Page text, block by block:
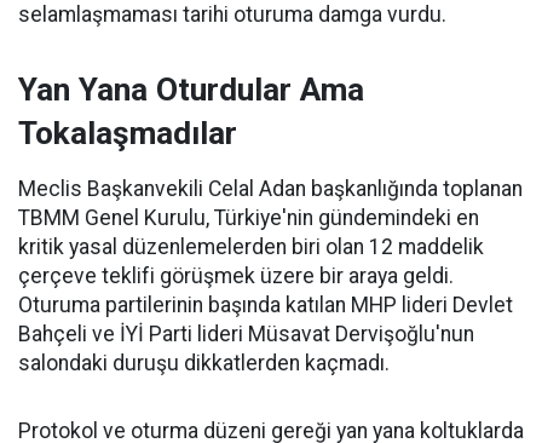
selamlaşmaması tarihi oturuma damga vurdu.
Yan Yana Oturdular Ama
Tokalaşmadılar
Meclis Başkanvekili Celal Adan başkanlığında toplanan
TBMM Genel Kurulu, Türkiye'nin gündemindeki en
kritik yasal düzenlemelerden biri olan 12 maddelik
çerçeve teklifi görüşmek üzere bir araya geldi.
Oturuma partilerinin başında katılan MHP lideri Devlet
Bahçeli ve İYİ Parti lideri Müsavat Dervişoğlu'nun
salondaki duruşu dikkatlerden kaçmadı.
Protokol ve oturma düzeni gereği yan yana koltuklarda